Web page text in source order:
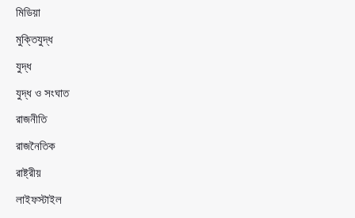
মিডিয়া
মুক্তিযুদ্ধ
যুদ্ধ
যুদ্ধ ও সংঘাত
রাজনীতি
রাজনৈতিক
রাষ্ট্রীয়
লাইফস্টাইল